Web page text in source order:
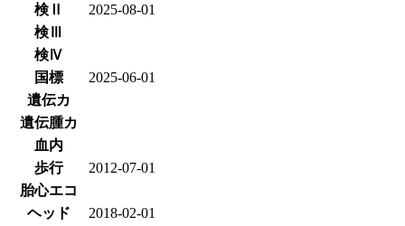
検Ⅱ
2025-08-01
検Ⅲ
検Ⅳ
国標
2025-06-01
遺伝カ
遺伝腫カ
血内
歩行
2012-07-01
胎心エコ
ヘッド
2018-02-01